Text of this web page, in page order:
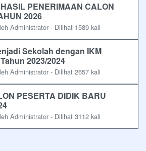
PENERIMAAN CALON
2026
Administrator - Dilihat 1589 kali
Sekolah dengan IKM
2023/2024
Administrator - Dilihat 2657 kali
PESERTA DIDIK BARU
Administrator - Dilihat 3112 kali